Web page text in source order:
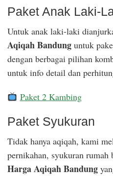
Paket Anak Laki-
Untuk anak laki-laki
Aqiqah Bandung untuk
dengan berbagai pilihan
untuk info detail dan
Paket 2 Kambing
Paket Syukuran
Tidak hanya aqiqah, kami
pernikahan, syukuran rumah
Harga Aqiqah Bandung